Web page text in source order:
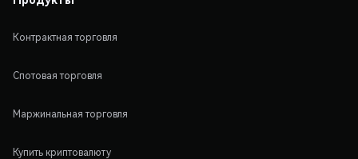
Контрактная торговля
Спотовая торговля
Маржинальная торговля
Купить криптовалюту